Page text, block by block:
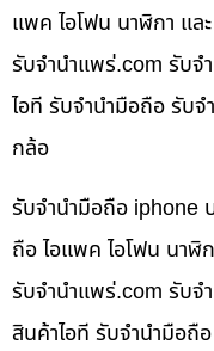
แพค ไอโฟน นาฬิกา แล
รับจํานําแพร่.com รับจ
ไอที รับจำนำมือถือ รับ
กล้อ
รับจำนำมือถือ iphone
ถือ ไอแพค ไอโฟน นาฬิ
รับจํานําแพร่.com รับจ
สินค้าไอที รับจำนำมือถื